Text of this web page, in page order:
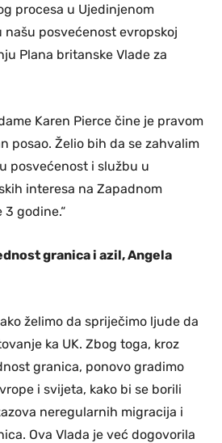
procesa u Ujedinjenom
našu posvećenost evropskoj
Plana britanske Vlade za
Karen Pierce čine je pravom
posao. Želio bih da se zahvalim
posvećenost i službu u
interesa na Zapadnom
godine.“
granica i azil,Angela
želimo da spriječimo ljude da
ka UK. Zbog toga, kroz
granica, ponovo gradimo
i svijeta, kako bi se borili
neregularnih migracija i
Ova Vlada je već dogovorila